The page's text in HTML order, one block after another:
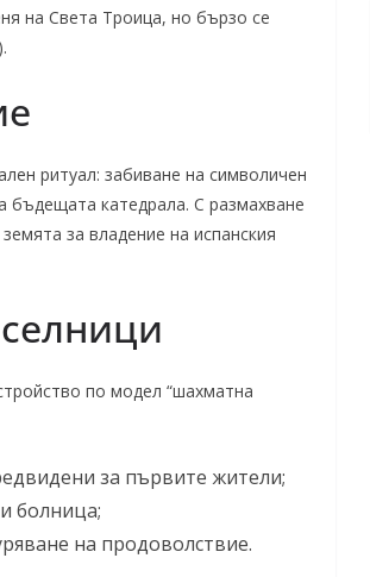
на Света Троица, но бързо се
ритуал: забиване на символичен
бъдещата катедрала. С размахване
за владение на испанския
по модел “шахматна
за първите жители;
болница;
на продоволствие.